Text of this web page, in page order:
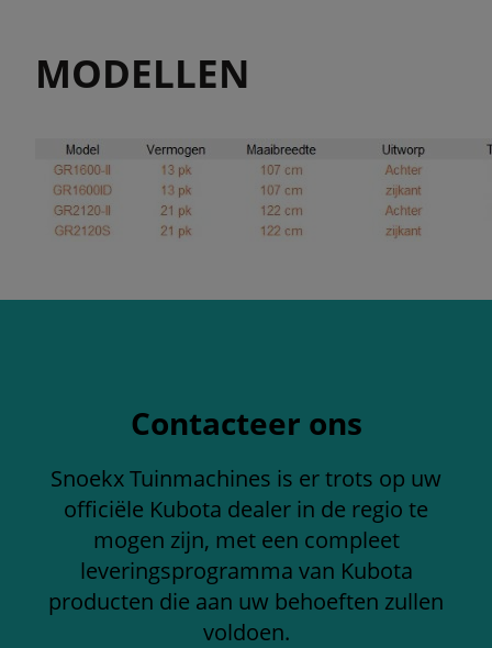
MODELLEN
Contacteer ons
Snoekx Tuinmachines is er trots op uw
officiële Kubota dealer in de regio te
mogen zijn, met een compleet
leveringsprogramma van Kubota
producten die aan uw behoeften zullen
voldoen.